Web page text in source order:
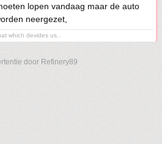
lopen vandaag maar de auto
neergezet,
which devides us..
door Refinery89